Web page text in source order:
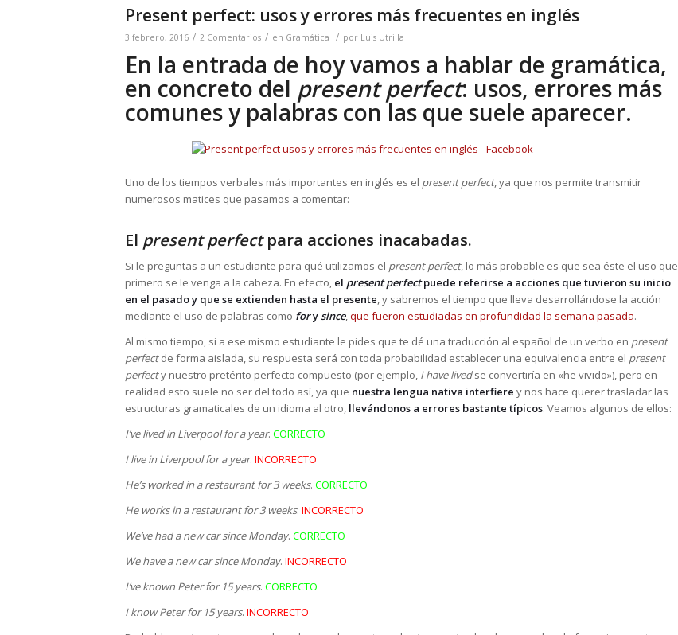
Present perfect: usos y errores más frecuentes en inglés
3 febrero, 2016 / 2 Comentarios / en Gramática / por Luis Utrilla
En la entrada de hoy vamos a hablar de gramática,
en concreto del present perfect: usos, errores más
comunes y palabras con las que suele aparecer.
Uno de los tiempos verbales más importantes en inglés es el present perfect, ya que nos permite transmitir
numerosos matices que pasamos a comentar:
El present perfectpara acciones inacabadas.
Si le preguntas a un estudiante para qué utilizamos el present perfect, lo más probable es que sea éste el uso que
primero se le venga a la cabeza. En efecto, el present perfectpuede referirse a acciones que tuvieron su inicio
en el pasado y que se extienden hasta el presente, y sabremos el tiempo que lleva desarrollándose la acción
mediante el uso de palabras como forysince,que fueron estudiadas en profundidad la semana pasada.
Al mismo tiempo, si a ese mismo estudiante le pides que te dé una traducción al español de un verbo en present
perfectde forma aislada, su respuesta será con toda probabilidad establecer una equivalencia entre el present
perfecty nuestro pretérito perfecto compuesto (por ejemplo, I have livedse convertiría en «he vivido»), pero en
realidad esto suele no ser del todo así, ya que nuestra lengua nativa interfiere y nos hace querer trasladar las
estructuras gramaticales de un idioma al otro, llevándonos a errores bastante típicos. Veamos algunos de ellos:
I’ve lived in Liverpool for a year. CORRECTO
I live in Liverpool for a year. INCORRECTO
He’s worked in a restaurant for 3 weeks. CORRECTO
He works in a restaurant for 3 weeks. INCORRECTO
We’ve had a new car since Monday. CORRECTO
We have a new car since Monday. INCORRECTO
I’ve known Peter for 15 years. CORRECTO
I know Peter for 15 years. INCORRECTO